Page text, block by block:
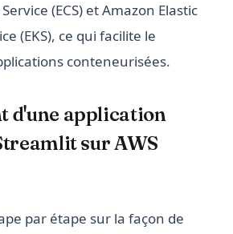
(ECS) et Amazon Elastic
(EKS), ce qui facilite le
conteneurisées.
d'une application
sur AWS
par étape sur la façon de